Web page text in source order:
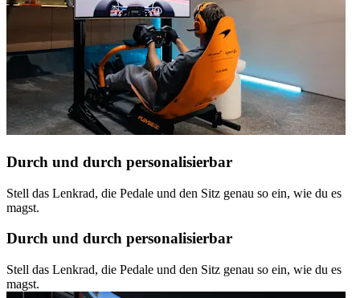
Durch und durch personalisierbar
Stell das Lenkrad, die Pedale und den Sitz genau so ein, wie du es
magst.
Durch und durch personalisierbar
Stell das Lenkrad, die Pedale und den Sitz genau so ein, wie du es
magst.